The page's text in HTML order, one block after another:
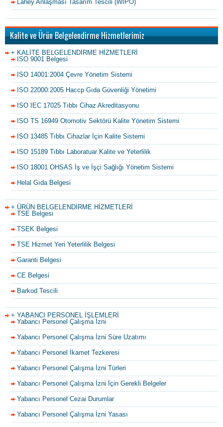
Lahey Anlaşması Tasarım Tescili (WIPO)
Kalite ve Ürün Belgelendirme Hizmetlerimiz
+ KALİTE BELGELENDİRME HİZMETLERİ
ISO 9001 Belgesi
ISO 14001:2004 Çevre Yönetim Sistemi
ISO 22000:2005 Haccp Gıda Güvenliği Yönetimi
ISO IEC 17025 Tıbbı Cihaz Akreditasyonu
ISO TS 16949 Otomotiv Sektörü Kalite Yönetim Sistemi
ISO 13485 Tıbbı Cihazlar İçin Kalite Sistemi
ISO 15189 Tıbbı Laboratuar Kalite ve Yeterlilik
ISO 18001 OHSAS İş ve İşçi Sağlığı Yönetim Sistemi
Helal Gıda Belgesi
+ ÜRÜN BELGELENDİRME HİZMETLERİ
TSE Belgesi
TSEK Belgesi
TSE Hizmet Yeri Yeterlilik Belgesi
Garanti Belgesi
CE Belgesi
Barkod Tescili
+ YABANCI PERSONEL İŞLEMLERİ
Yabancı Personel Çalışma İzni
Yabancı Personel Çalışma İzni Süre Uzatımı
Yabancı Personel İkamet Tezkeresi
Yabancı Personel Çalışma İzni Türleri
Yabancı Personel Çalışma İzni İçin Gerekli Belgeler
Yabancı Personel Cezai Durumlar
Yabancı Personel Çalışma İzni Yasası